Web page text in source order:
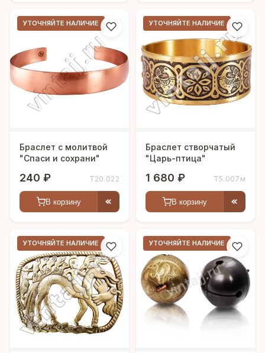
УТОЧНЯЙТЕ НАЛИЧИЕ
Браслет с молитвой
"Спаси и сохрани"
240 ₽ Т20.022
В корзину
УТОЧНЯЙТЕ НАЛИЧИЕ
Браслет створчатый
"Царь-птица"
1 680 ₽ Т5.007м
В корзину
УТОЧНЯЙТЕ НАЛИЧИЕ УТОЧНЯЙТЕ НАЛИЧИЕ